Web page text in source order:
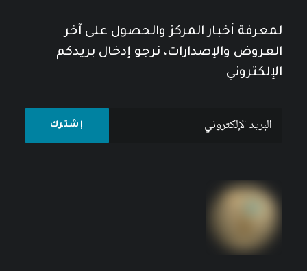
لمعرفة أخبار المركز والحصول على آخر
العروض والإصدارات، نرجو إدخال بريدكم
الإلكتروني